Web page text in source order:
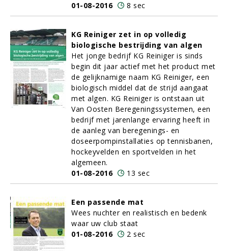
01-08-2016
8 sec
KG Reiniger zet in op volledig
biologische bestrijding van algen
Het jonge bedrijf KG Reiniger is sinds
begin dit jaar actief met het product met
de gelijknamige naam KG Reiniger, een
biologisch middel dat de strijd aangaat
met algen. KG Reiniger is ontstaan uit
Van Oosten Beregeningssystemen, een
bedrijf met jarenlange ervaring heeft in
de aanleg van beregenings- en
doseerpompinstallaties op tennisbanen,
hockeyvelden en sportvelden in het
algemeen.
01-08-2016
13 sec
Een passende mat
Wees nuchter en realistisch en bedenk
waar uw club staat
01-08-2016
2 sec